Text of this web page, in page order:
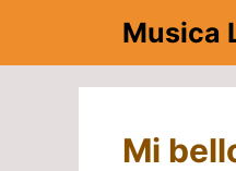
contenido
Musica
Mi